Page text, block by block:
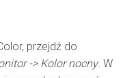
przejdź do
-> Kolor nocny. W